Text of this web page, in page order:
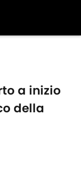
a inizio
della